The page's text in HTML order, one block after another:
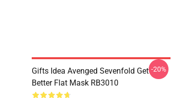
Gifts Idea Avenged Sevenfold Get
Better Flat Mask RB3010
-20%